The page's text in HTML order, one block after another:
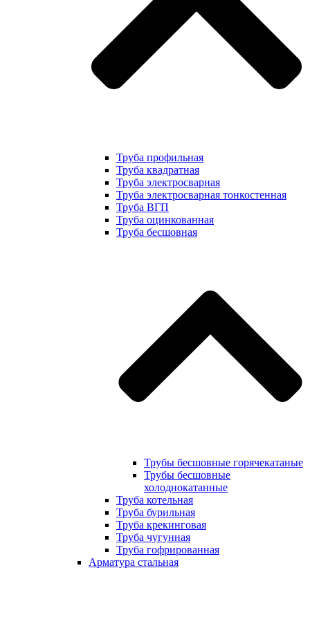
Труба профильная
Труба квадратная
Труба электросварная
Труба электросварная тонкостенная
Труба ВГП
Труба оцинкованная
Труба бесшовная
Трубы бесшовные горячекатаные
Трубы бесшовные
холоднокатанные
Труба котельная
Труба бурильная
Труба крекинговая
Труба чугунная
Труба гофрированная
Арматура стальная